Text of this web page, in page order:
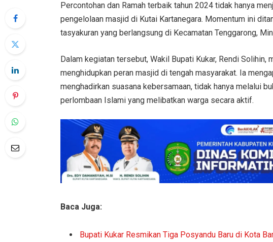
Percontohan dan Ramah terbaik tahun 2024 tidak hanya
pengelolaan masjid di Kutai Kartanegara. Momentum ini
tasyakuran yang berlangsung di Kecamatan Tenggarong,
Dalam kegiatan tersebut, Wakil Bupati Kukar, Rendi
menghidupkan peran masjid di tengah masyarakat. Ia
menghadirkan suasana kebersamaan, tidak hanya melalui
perlombaan Islami yang melibatkan warga secara aktif.
Baca Juga:
Bupati Kukar Resmikan Tiga Posyandu Baru di Kota